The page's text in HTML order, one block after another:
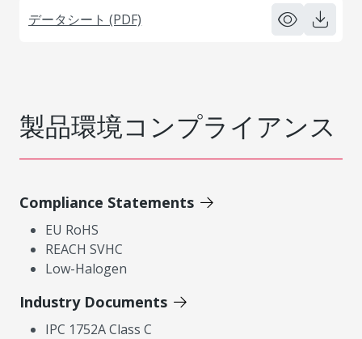
データシート (PDF)
製品環境コンプライアンス
Compliance Statements
EU RoHS
REACH SVHC
Low-Halogen
Industry Documents
IPC 1752A Class C